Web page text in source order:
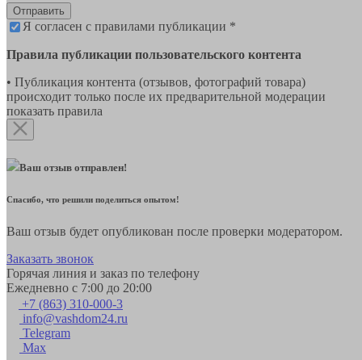
Отправить
Я согласен с правилами публикации *
Правила публикации пользовательского контента
• Публикация контента (отзывов, фотографий товара)
происходит только после их предварительной модерации
показать правила
Ваш отзыв отправлен!
Спасибо, что решили поделиться опытом!
Ваш отзыв будет опубликован после проверки модератором.
Заказать звонок
Горячая линия и заказ по телефону
Ежедневно с 7:00 до 20:00
+7 (863) 310-000-3
info@vashdom24.ru
Telegram
Max